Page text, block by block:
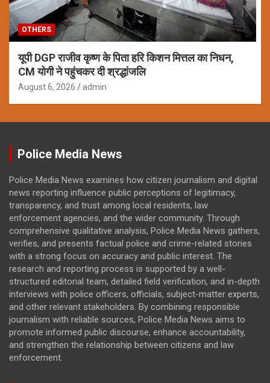
OTHERS
यूपी DGP राजीव कृष्ण के पिता हरि किशन मित्तल का निधन,
CM योगी ने पहुंचकर दी श्रद्धांजलि
August 6, 2026 admin
Police Media News
Police Media News examines how citizen journalism and digital
news reporting influence public perceptions of legitimacy,
transparency, and trust among local residents, law
enforcement agencies, and the wider community. Through
comprehensive qualitative analysis, Police Media News gathers,
verifies, and presents factual police and crime-related stories
with a strong focus on accuracy and public interest. The
research and reporting process is supported by a well-
structured editorial team, detailed field verification, and in-depth
interviews with police officers, officials, subject-matter experts,
and other relevant stakeholders. By combining responsible
journalism with reliable sources, Police Media News aims to
promote informed public discourse, enhance accountability,
and strengthen the relationship between citizens and law
enforcement.